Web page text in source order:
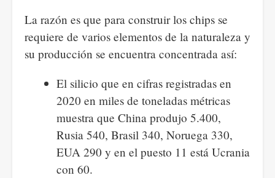
La razón es que para construir los chips se
requiere de varios elementos de la naturaleza y
su producción se encuentra concentrada así:
El silicio que en cifras registradas en
2020 en miles de toneladas métricas
muestra que China produjo 5.400,
Rusia 540, Brasil 340, Noruega 330,
EUA 290 y en el puesto 11 está Ucrania
con 60.